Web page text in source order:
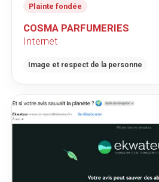
Plainte fondée
COSMA PARFUMERIES
Internet
Image et respect de la personne